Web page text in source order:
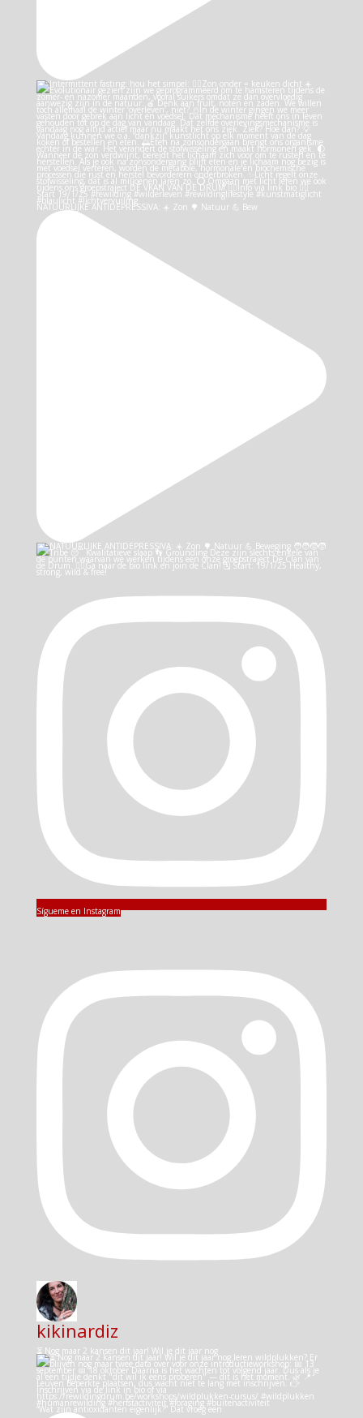
NATUURLIJKE ANTIDEPRESSIVA: ☀️ Zon 🌳 Natuur 💪 Bew
Sígueme en Instagram
kikinardiz
⏳ Nog maar 2 kansen dit jaar! Wil je dit jaar nog
“Wat zijn antioxidanten eigenlijk?” Dat vroeg een